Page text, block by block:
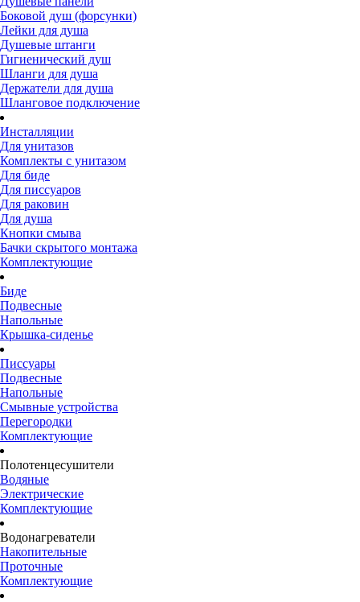
Боковой душ (форсунки)
Лейки для душа
Душевые штанги
Гигиенический душ
Шланги для душа
Держатели для душа
Шланговое подключение
Инсталляции
Для унитазов
Комплекты с унитазом
Для биде
Для писсуаров
Для раковин
Для душа
Кнопки смыва
Бачки скрытого монтажа
Комплектующие
Биде
Подвесные
Напольные
Крышка-сиденье
Писсуары
Подвесные
Напольные
Смывные устройства
Перегородки
Комплектующие
Полотенцесушители
Водяные
Электрические
Комплектующие
Водонагреватели
Накопительные
Проточные
Комплектующие